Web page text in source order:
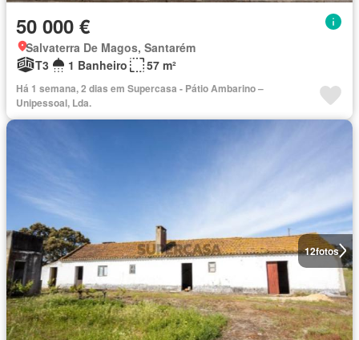
50 000 €
Salvaterra De Magos, Santarém
T3
1 Banheiro 57 m²
Há 1 semana, 2 dias em Supercasa - Pátio Ambarino –
Unipessoal, Lda.
12fotos